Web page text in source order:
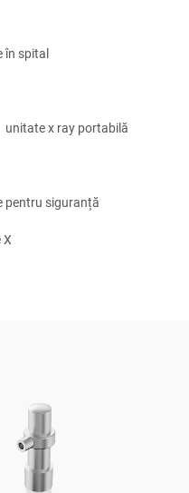
spital
unitate x ray portabilă
pentru siguranță
X